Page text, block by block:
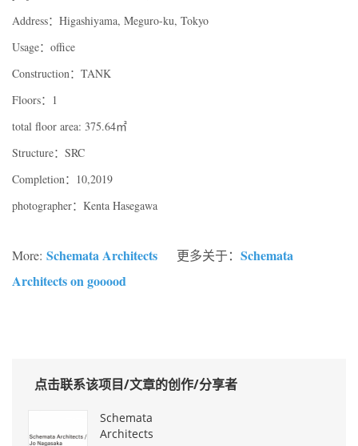
Address：Higashiyama, Meguro-ku, Tokyo
Usage：office
Construction：TANK
Floors：1
total floor area: 375.64㎡
Structure：SRC
Completion：10,2019
photographer：Kenta Hasegawa
More: Schemata Architects 更多关于： Schemata
Architects on gooood
点击联系该项目/文章的创作/分享者
Schemata
Architects